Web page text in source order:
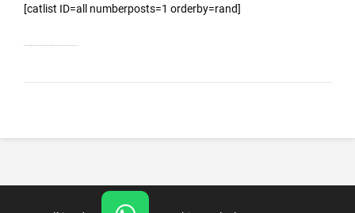
[catlist ID=all numberposts=1 orderby=rand]